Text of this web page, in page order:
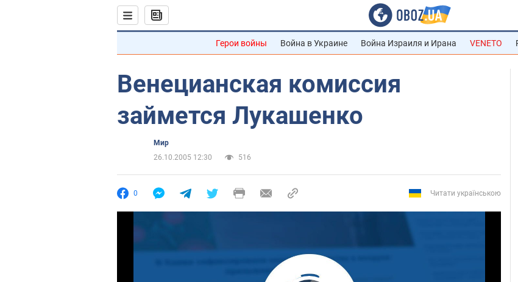
Герои войны Война в Украине Война Израиля и Ирана VENETO
Венецианская комиссия
займется Лукашенко
Мир
26.10.2005 12:30
516
0 Читати українською